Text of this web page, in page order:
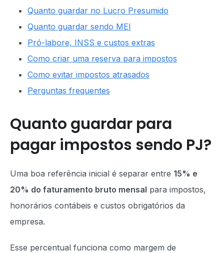
Quanto guardar no Lucro Presumido
Quanto guardar sendo MEI
Pró-labore, INSS e custos extras
Como criar uma reserva para impostos
Como evitar impostos atrasados
Perguntas frequentes
Quanto guardar para
pagar impostos sendo PJ?
Uma boa referência inicial é separar entre 15% e
20% do faturamento bruto mensal para impostos,
honorários contábeis e custos obrigatórios da
empresa.
Esse percentual funciona como margem de